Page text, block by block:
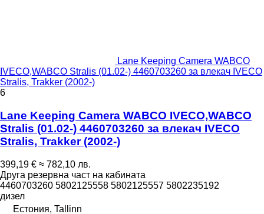
Lane Keeping Camera WABCO
IVECO,WABCO Stralis (01.02-) 4460703260 за влекач IVECO
Stralis, Trakker (2002-)
6
Lane Keeping Camera WABCO IVECO,WABCO
Stralis (01.02-) 4460703260 за влекач IVECO
Stralis, Trakker (2002-)
399,19 € ≈ 782,10 лв.
Друга резервна част на кабината
4460703260 5802125558 5802125557 5802235192
дизел
Естония, Tallinn